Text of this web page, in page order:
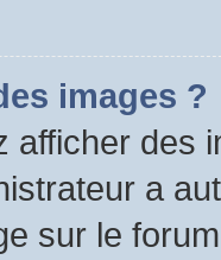
images ?
afficher des
a
sur le